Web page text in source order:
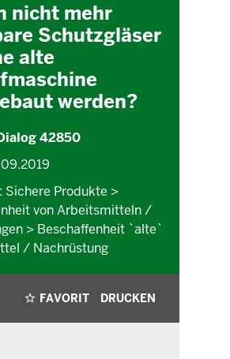
nicht mehr
Schutzgläser
alte
werden?
42850
Sichere Produkte >
von Arbeitsmitteln /
> Beschaffenheit `alte`
/ Nachrüstung
FAVORIT DRUCKEN